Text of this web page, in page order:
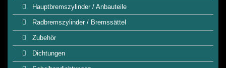
Hauptbremszylinder / Anbauteile
Radbremszylinder / Bremssättel
Zubehör
Dichtungen